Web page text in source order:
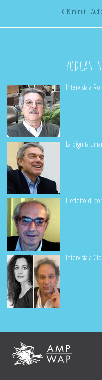
6:19 minuti |
Intervista a
La dignità
L'effetto di
Intervista a